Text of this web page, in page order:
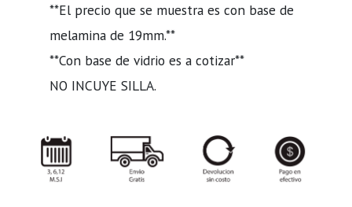
**El precio que se muestra es con base de
melamina de 19mm.**
**Con base de vidrio es a cotizar**
NO INCUYE SILLA.